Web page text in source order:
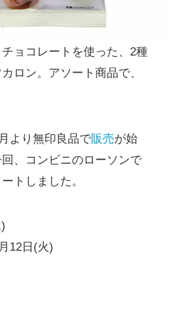
ョコレートを使った、2種
ロン。アソート商品で、
より無印良品で販売が始
、コンビニのローソンで
トしました。
12日(火)